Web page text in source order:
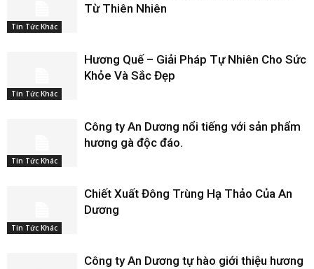
Tin Tức Khác
Từ Thiên Nhiên
Tin Tức Khác
Hương Quế – Giải Pháp Tự Nhiên Cho Sức
Khỏe Và Sắc Đẹp
Tin Tức Khác
Công ty An Dương nổi tiếng với sản phẩm
hương gà độc đáo.
Tin Tức Khác
Chiết Xuất Đông Trùng Hạ Thảo Của An
Dương
Công ty An Dương tự hào giới thiệu hương